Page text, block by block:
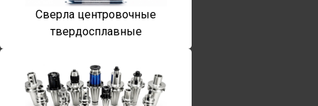
Сверла центровочные
твердосплавные